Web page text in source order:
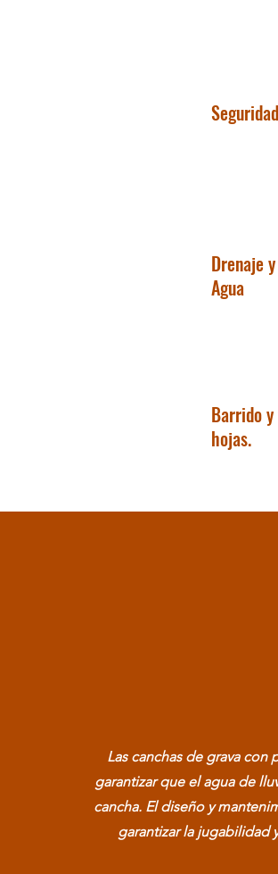
Seguridad
Drenaje
Agua
Barrido
hojas.
Las canchas de grava
garantizar que el agua de
cancha. El diseño y
garantizar la jugabilidad